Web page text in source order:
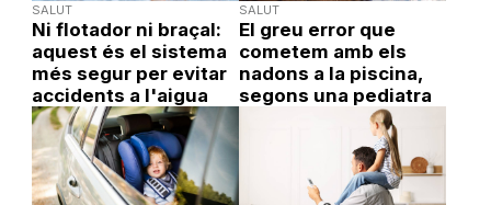
SALUT
Ni flotador ni braçal:
aquest és el sistema
més segur per evitar
accidents a l'aigua
SALUT
El greu error que
cometem amb els
nadons a la piscina,
segons una pediatra